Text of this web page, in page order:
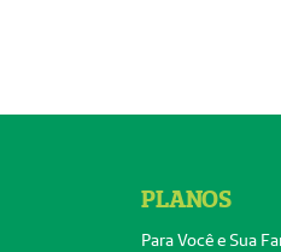
PLANOS
Para Você e Sua